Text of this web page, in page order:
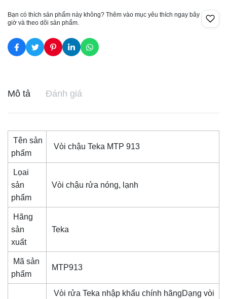
Bạn có thích sản phẩm này không? Thêm vào mục yêu thích ngay bây
giờ và theo dõi sản phẩm.
Mô tả Đánh giá
Tên sản
phẩm
Vòi chậu Teka MTP 913
Lọai
sản
phẩm
Vòi chậu rửa nóng, lạnh
Hãng
sản
xuất
Teka
Mã sản
phẩm
MTP913
Vòi rửa Teka nhập khẩu chính hãngDạng vòi